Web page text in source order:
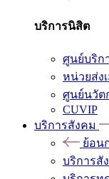
บริการนิสิต
ศูนย์บริก
หน่วยส่ง
ศูนย์นวัต
CUVIP
บริการสังคม
ย้อน
บริการสั